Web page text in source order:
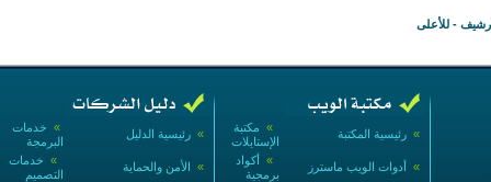
- للأعلى
» خدمات
البرمجة
» رئيسية الدليل
» خدمات
التصميم
» الأمن والحماية
» مكتبة
الإستايلات
» رئيسية المكتبة
» أكواد
برمجية
» أدوات الويب ماسترز